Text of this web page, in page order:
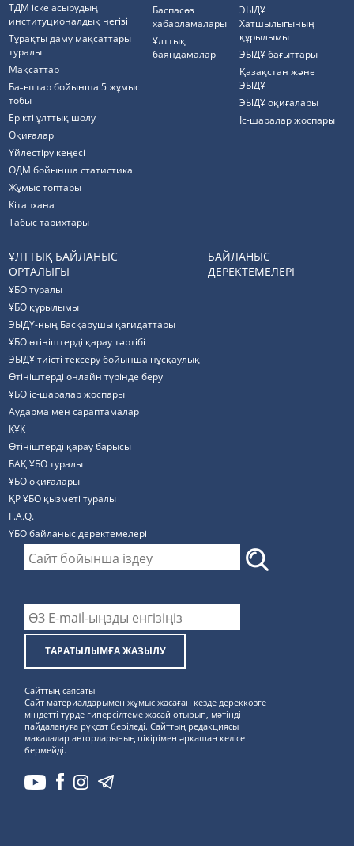
ТДМ іске асырудың
институционалдық негізі
Тұрақты даму мақсаттары
туралы
Мақсаттар
Бағыттар бойынша 5 жұмыс
тобы
Ерікті ұлттық шолу
Оқиғалар
Үйлестіру кеңесі
ОДМ бойынша статистика
Жұмыс топтары
Кітапхана
Табыс тарихтары
Баспасөз
хабарламалары
Ұлттық
баяндамалар
ЭЫДҰ
Хатшылығының
құрылымы
ЭЫДҰ бағыттары
Қазақстан және
ЭЫДҰ
ЭЫДҰ оқиғалары
Іс-шаралар жоспары
ҰЛТТЫҚ БАЙЛАНЫС
ОРТАЛЫҒЫ
ҰБО туралы
ҰБО құрылымы
ЭЫДҰ-ның Басқарушы қағидаттары
ҰБО өтініштерді қарау тәртібі
ЭЫДҰ тиісті тексеру бойынша нұсқаулық
Өтініштерді онлайн түрінде беру
ҰБО іс-шаралар жоспары
Аударма мен сараптамалар
КҰК
Өтініштерді қарау барысы
БАҚ ҰБО туралы
ҰБО оқиғалары
ҚР ҰБО қызметі туралы
F.A.Q.
ҰБО байланыс деректемелерi
БАЙЛАНЫС
ДЕРЕКТЕМЕЛЕРІ
ТАРАТЫЛЫМҒА ЖАЗЫЛУ
Сайттың саясаты
Сайт материалдарымен жұмыс жасаған кезде дереккөзге
міндетті түрде гиперсілтеме жасай отырып, мәтінді
пайдалануға рұқсат беріледі. Сайттың редакциясы
мақалалар авторларының пікірімен әрқашан келісе
бермейді.